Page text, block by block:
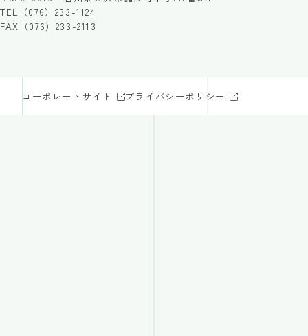
TEL（076）233-1124
FAX（076）233-2113
コーポレートサイト プライバシーポリシー